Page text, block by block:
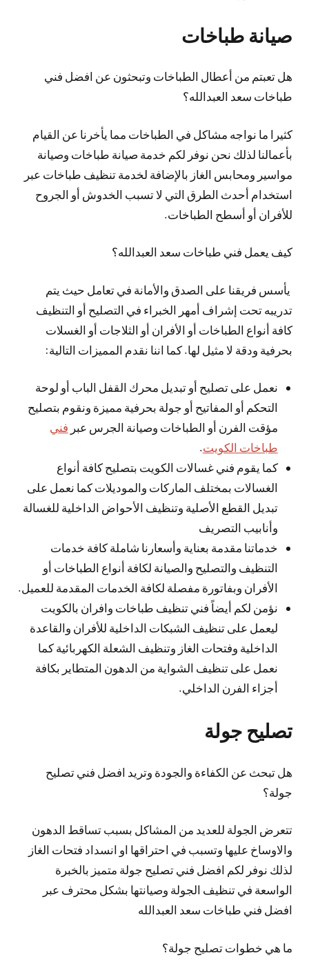
صيانة طباخات
هل تعبتم من أعطال الطباخات وتبحثون عن افضل فني
طباخات سعد العبدالله؟
كثيرا ما نواجه مشاكل في الطباخات مما يأخرنا عن القيام
بأعمالنا لذلك نحن نوفر لكم خدمة صيانة طباخات وصيانة
مواسير ومحابس الغاز بالإضافة لخدمة تنظيف طباخات عبر
استخدام أحدث الطرق التي لا تسبب الخدوش أو الجروح
للأفران أو أسطح الطباخات.
كيف يعمل فني طباخات سعد العبدالله؟
يأسس فريقنا على الصدق والأمانة في تعامل حيث يتم
تدريبه تحت إشراف أمهر الخبراء في التصليح أو التنظيف
كافة أنواع الطباخات أو الأفران أو الثلاجات أو الغسلات
بحرفية ودقة لا مثيل لها. كما اننا نقدم المميزات التالية:
نعمل على تصليح أو تبديل محرك القفل الباب أو لوحة
التحكم أو المفاتيح أو جولة بحرفية مميزة ونقوم بتصليح
مؤقت الفرن أو الطباخات وصيانة الجرس عبر فني
طباخات الكويت.
كما يقوم فني غسالات الكويت بتصليح كافة أنواع
الغسالات بمختلف الماركات والموديلات كما نعمل على
تبديل القطع الأصلية وتنظيف الأحواض الداخلية للغسالة
وأنابيب التصريف
خدماتنا مقدمة بعناية وأسعارنا شاملة كافة خدمات
التنظيف والتصليح والصيانة لكافة أنواع الطباخات أو
الأفران وبفاتورة مفصلة لكافة الخدمات المقدمة للعميل.
نؤمن لكم أيضاً فني تنظيف طباخات وافران بالكويت
ليعمل على تنظيف الشبكات الداخلية للأفران والقاعدة
الداخلية وفتحات الغاز وتنظيف الشعلة الكهربائية كما
نعمل على تنظيف الشواية من الدهون المتطاير بكافة
أجزاء الفرن الداخلي.
تصليح جولة
هل تبحث عن الكفاءة والجودة وتريد افضل فني تصليح
جولة؟
تتعرض الجولة للعديد من المشاكل بسبب تساقط الدهون
والاوساخ عليها وتسبب في احتراقها او انسداد فتحات الغاز
لذلك نوفر لكم افضل فني تصليح جولة متميز بالخبرة
الواسعة في تنظيف الجولة وصيانتها بشكل محترف عبر
افضل فني طباخات سعد العبدالله
ما هي خطوات تصليح جولة؟